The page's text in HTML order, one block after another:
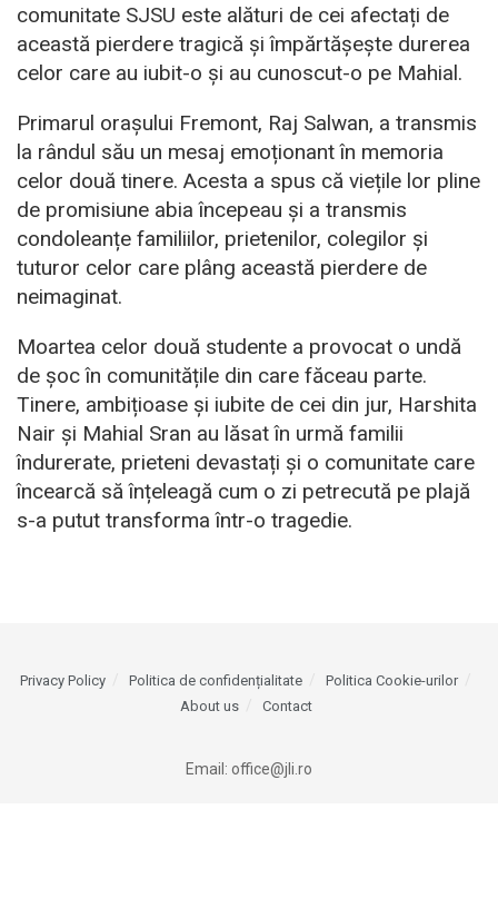
comunitate SJSU este alături de cei afectați de
această pierdere tragică și împărtășește durerea
celor care au iubit-o și au cunoscut-o pe Mahial.
Primarul orașului Fremont, Raj Salwan, a transmis
la rândul său un mesaj emoționant în memoria
celor două tinere. Acesta a spus că viețile lor pline
de promisiune abia începeau și a transmis
condoleanțe familiilor, prietenilor, colegilor și
tuturor celor care plâng această pierdere de
neimaginat.
Moartea celor două studente a provocat o undă
de șoc în comunitățile din care făceau parte.
Tinere, ambițioase și iubite de cei din jur, Harshita
Nair și Mahial Sran au lăsat în urmă familii
îndurerate, prieteni devastați și o comunitate care
încearcă să înțeleagă cum o zi petrecută pe plajă
s-a putut transforma într-o tragedie.
Privacy Policy Politica de confidențialitate
Politica Cookie-urilor
About us
Contact
Email: office@jli.ro